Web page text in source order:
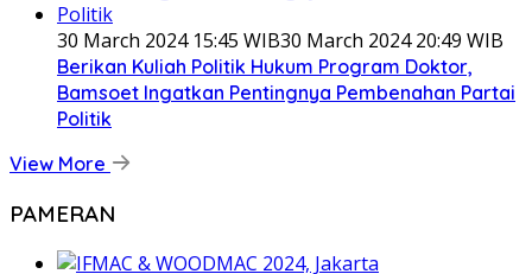
30 March 2024 15:45 WIB30 March 2024 20:49 WIB
Berikan Kuliah Politik Hukum Program Doktor,
Bamsoet Ingatkan Pentingnya Pembenahan Partai
Politik
View More
PAMERAN